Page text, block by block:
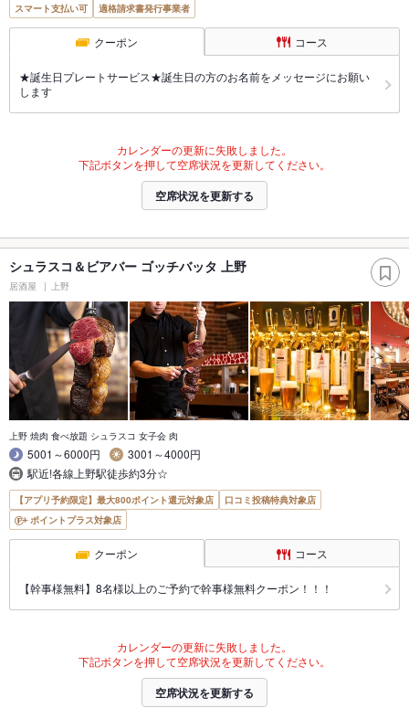
スマート支払い可
適格請求書発行事業者
クーポン コース
★誕生日プレートサービス★誕生日の方のお名前をメッセージにお願い
します
カレンダーの更新に失敗しました。
下記ボタンを押して空席状況を更新してください。
空席状況を更新する
シュラスコ＆ビアバー ゴッチバッタ 上野
居酒屋 上野
上野 焼肉 食べ放題 シュラスコ 女子会 肉
5001～6000円
3001～4000円
駅近!各線上野駅徒歩約3分☆
【アプリ予約限定】最大800ポイント還元対象店
口コミ投稿特典対象店
ポイントプラス対象店
クーポン コース
【幹事様無料】8名様以上のご予約で幹事様無料クーポン！！！
カレンダーの更新に失敗しました。
下記ボタンを押して空席状況を更新してください。
空席状況を更新する